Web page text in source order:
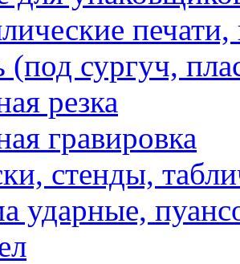
(под сургуч,
резка
гравировка
стенды,
ударные,